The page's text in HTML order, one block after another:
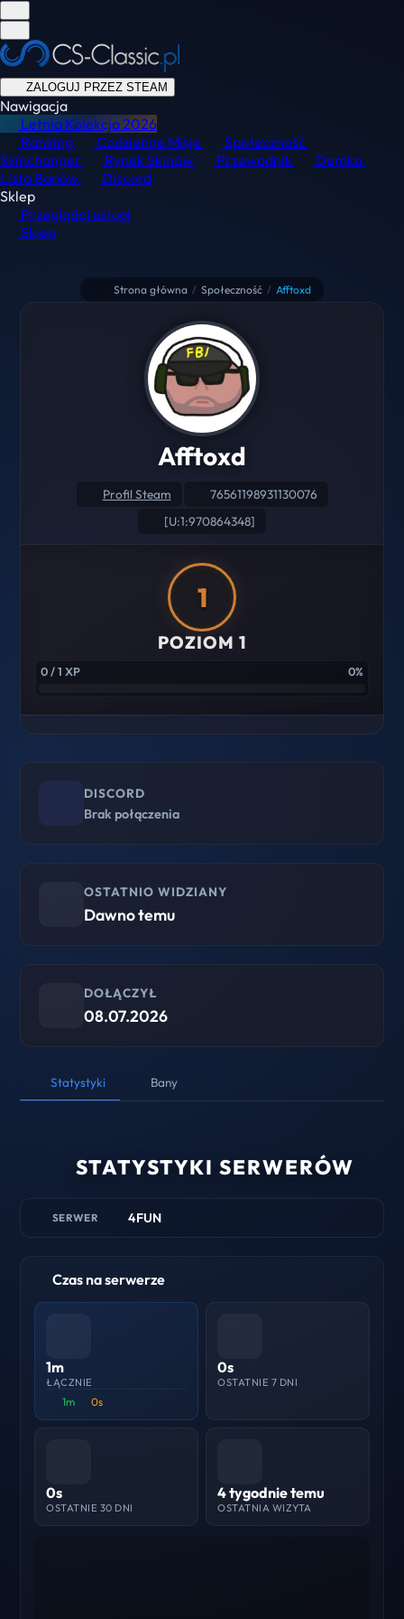
ZALOGUJ PRZEZ STEAM
Nawigacja
Letnia Kolekcja2026
Ranking
Codzienne Misje
Społeczność
Skinchanger
Rynek Skinów Przewodnik
Demka
Lista Banów
Discord
Sklep
Przeglądaj usługi
Sklep
Strona główna / Społeczność / Afftoxd
Afftoxd
Profil Steam
76561198931130076
[U:1:970864348]
1
POZIOM 1
0 / 1 XP 0%
DISCORD
Brak połączenia
OSTATNIO WIDZIANY
Dawno temu
DOŁĄCZYŁ
08.07.2026
Statystyki Bany
STATYSTYKI SERWERÓW
SERWER 4FUN
Czas na serwerze
1m
ŁĄCZNIE
1m 0s
0s
OSTATNIE 7 DNI
0s
OSTATNIE 30 DNI
4 tygodnie temu
OSTATNIA WIZYTA